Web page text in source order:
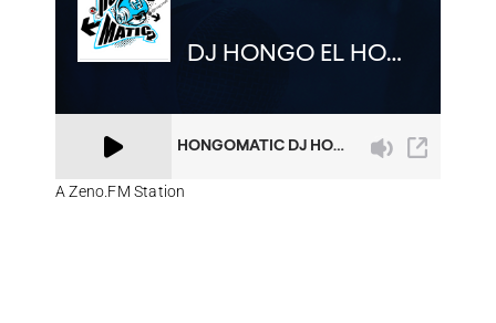
A Zeno.FM Station